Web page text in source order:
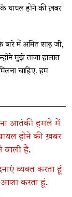
घायल होने की ख़बर
में अमित शाह जी,
मुझे ताजा हालात
चाहिए. हम
आतंकी हमले में
होने की ख़बर
वाली है.
व्यक्त करता हूं
करता हूं.